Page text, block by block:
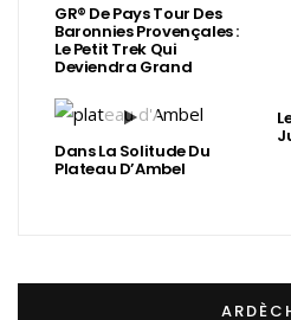
GR® De Pays Tour Des
Baronnies Provençales :
Le Petit Trek Qui
Deviendra Grand
Dans La Solitude Du
Plateau D’Ambel